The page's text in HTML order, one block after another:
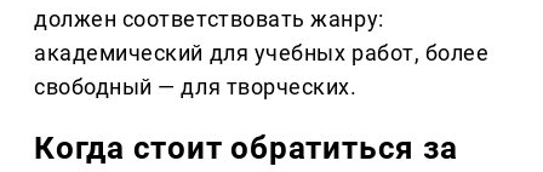
должен соответствовать жанру:
академический для учебных работ, более
свободный — для творческих.
Когда стоит обратиться за